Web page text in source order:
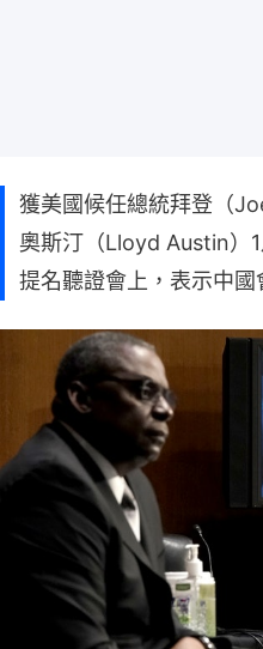
獲美國候任總統拜登（
奧斯汀（Lloyd Austin）
提名聽證會上，表示中國